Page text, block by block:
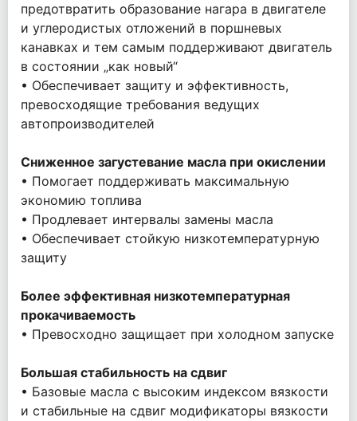
предотвратить образование нагара в двигателе
и углеродистых отложений в поршневых
канавках и тем самым поддерживают двигатель
в состоянии „как новый“
• Обеспечивает защиту и эффективность,
превосходящие требования ведущих
автопроизводителей
Сниженное загустевание масла при окислении
• Помогает поддерживать максимальную
экономию топлива
• Продлевает интервалы замены масла
• Обеспечивает стойкую низкотемпературную
защиту
Более эффективная низкотемпературная
прокачиваемость
• Превосходно защищает при холодном запуске
Большая стабильность на сдвиг
• Базовые масла с высоким индексом вязкости
и стабильные на сдвиг модификаторы вязкости